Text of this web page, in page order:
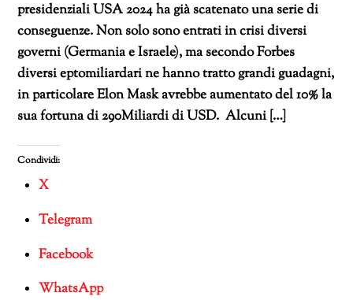
presidenziali USA 2024 ha già scatenato una serie di
conseguenze. Non solo sono entrati in crisi diversi
governi (Germania e Israele), ma secondo Forbes
diversi eptomiliardari ne hanno tratto grandi guadagni,
in particolare Elon Mask avrebbe aumentato del 10% la
sua fortuna di 290Miliardi di USD. Alcuni […]
Condividi:
X
Telegram
Facebook
WhatsApp